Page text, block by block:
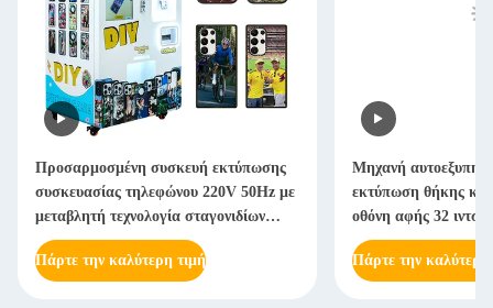
Προσαρμοσμένη συσκευή εκτύπωσης
συσκευασίας τηλεφώνου 220V 50Hz με
μεταβλητή τεχνολογία σταγονιδίων
μελάνης
Πάρτε την καλύτερη τιμή
Μηχανή
εκτύπωση θήκης
οθόνη αφής 32
Πάρτε την καλύτερη